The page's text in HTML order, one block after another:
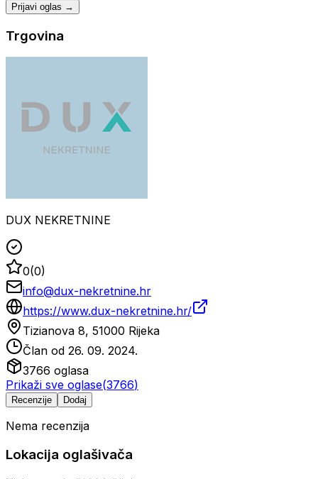
Prijavi oglas →
Trgovina
DUX NEKRETNINE
0(0)
info@dux-nekretnine.hr
https://www.dux-nekretnine.hr/
Tizianova 8, 51000 Rijeka
Član od 26. 09. 2024.
3766 oglasa
Prikaži sve oglase(3766)
Recenzije Dodaj
Nema recenzija
Lokacija oglašivača